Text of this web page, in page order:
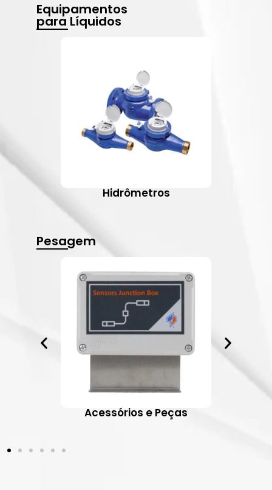
Equipamentos
para Líquidos
Hidrômetros
Pesagem
Acessórios e Peças